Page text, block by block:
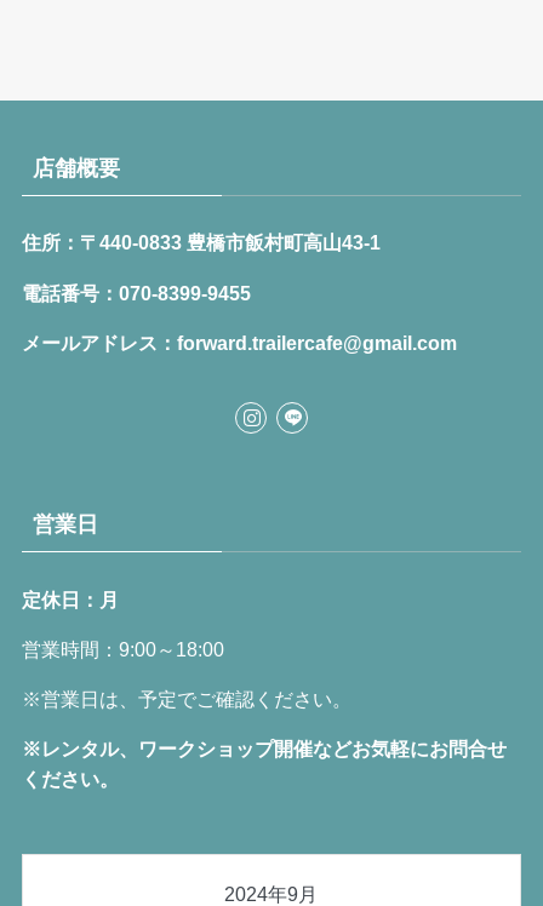
店舗概要
住所：〒440-0833 豊橋市飯村町高山43-1
電話番号：070-8399-9455
メールアドレス：forward.trailercafe@gmail.com
営業日
定休日：月
営業時間：9:00～18:00
※営業日は、予定でご確認ください。
※レンタル、ワークショップ開催などお気軽にお問合せ
ください。
2024年9月